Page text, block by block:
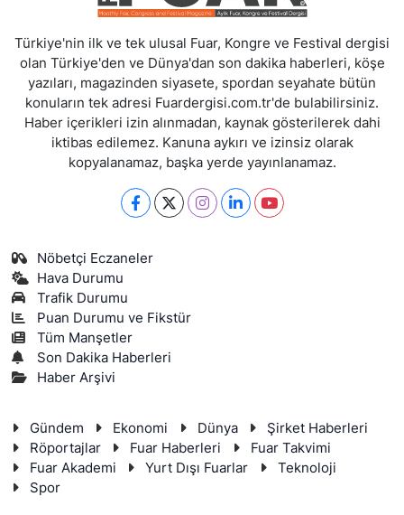
Türkiye'nin ilk ve tek ulusal Fuar, Kongre ve Festival dergisi
olan Türkiye'den ve Dünya'dan son dakika haberleri, köşe
yazıları, magazinden siyasete, spordan seyahate bütün
konuların tek adresi Fuardergisi.com.tr'de bulabilirsiniz.
Haber içerikleri izin alınmadan, kaynak gösterilerek dahi
iktibas edilemez. Kanuna aykırı ve izinsiz olarak
kopyalanamaz, başka yerde yayınlanamaz.
Nöbetçi Eczaneler
Hava Durumu
Trafik Durumu
Puan Durumu ve Fikstür
Tüm Manşetler
Son Dakika Haberleri
Haber Arşivi
Gündem Ekonomi Dünya
Şirket Haberleri
Röportajlar
Fuar Haberleri
Fuar Takvimi
Fuar Akademi
Yurt Dışı Fuarlar
Teknoloji
Spor